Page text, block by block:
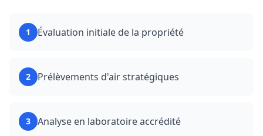
1 Évaluation initiale de la propriété
2 Prélèvements d'air stratégiques
3 Analyse en laboratoire accrédité